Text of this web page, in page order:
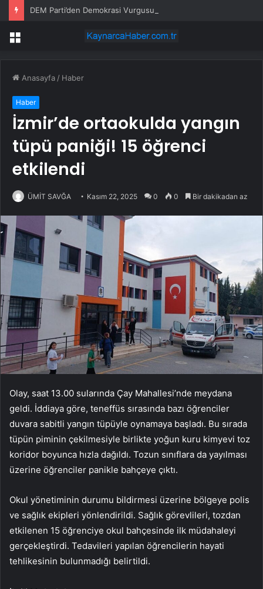
DEM Parti’den Demokrasi Vurgusu
Menü
Anasayfa / Haber
Haber
İzmir’de ortaokulda yangın
tüpü paniği! 15 öğrenci
etkilendi
ÜMİT SAVĞA Kasım 22, 2025 0 0 Bir dakikadan az
Olay, saat 13.00 sularında Çay Mahallesi’nde meydana
geldi. İddiaya göre, teneffüs sırasında bazı öğrenciler
duvara sabitli yangın tüpüyle oynamaya başladı. Bu sırada
tüpün piminin çekilmesiyle birlikte yoğun kuru kimyevi toz
koridor boyunca hızla dağıldı. Tozun sınıflara da yayılması
üzerine öğrenciler panikle bahçeye çıktı.
Okul yönetiminin durumu bildirmesi üzerine bölgeye polis
ve sağlık ekipleri yönlendirildi. Sağlık görevlileri, tozdan
etkilenen 15 öğrenciye okul bahçesinde ilk müdahaleyi
gerçekleştirdi. Tedavileri yapılan öğrencilerin hayati
tehlikesinin bulunmadığı belirtildi.